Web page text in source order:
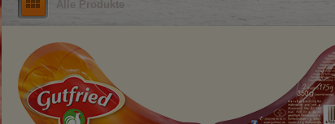
Alle Produkte